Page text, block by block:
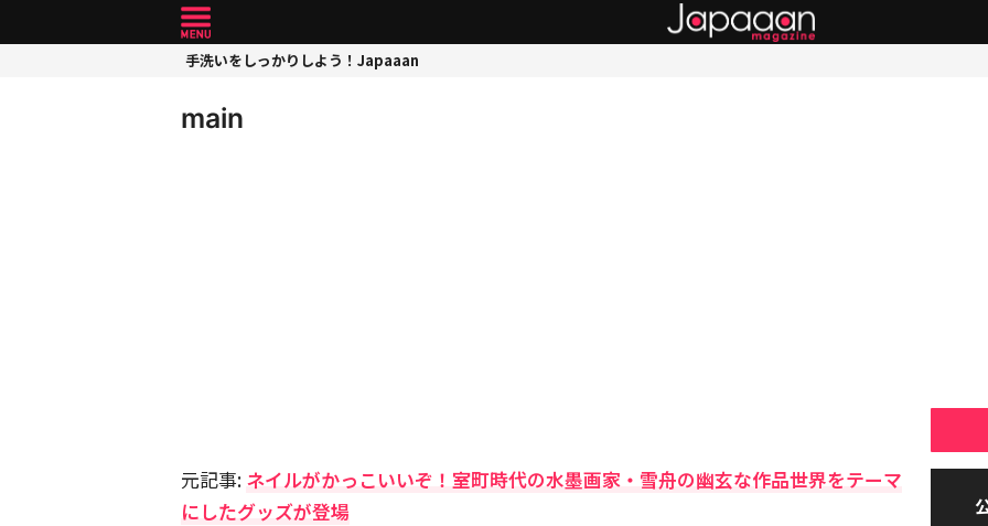
手洗いをしっかりしよう！Japaaan
main
元記事: ネイルがかっこいいぞ！室町時代の水墨画家・雪舟の幽玄な作品世界をテーマ
にしたグッズが登場